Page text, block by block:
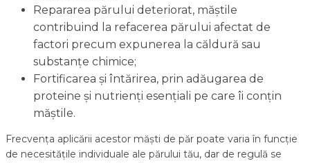
Repararea părului deteriorat, măștile
contribuind la refacerea părului afectat de
factori precum expunerea la căldură sau
substanțe chimice;
Fortificarea și întărirea, prin adăugarea de
proteine și nutrienți esențiali pe care îi conțin
măștile.
Frecvența aplicării acestor măști de păr poate varia în funcție
de necesitățile individuale ale părului tău, dar de regulă se